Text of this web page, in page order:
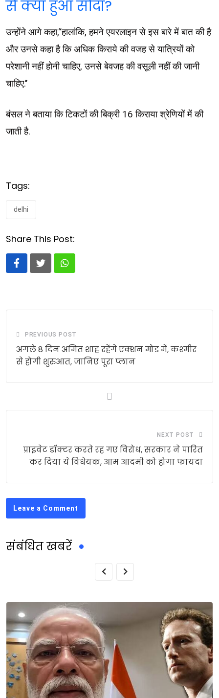
से क्या हुआ सौदा?
उन्होंने आगे कहा,‘‘हालांकि, हमने एयरलाइन से इस बारे में बात की है
और उनसे कहा है कि अधिक किराये की वजह से यात्रियों को
परेशानी नहीं होनी चाहिए, उनसे बेवजह की वसूली नहीं की जानी
चाहिए.’’
बंसल ने बताया कि टिकटों की बिक्री 16 किराया श्रेणियों में की
जाती है.
Tags:
delhi
Share This Post:
Whatsapp
PREVIOUS POST
अगले 8 दिन अमित शाह रहेंगे एक्‍शन मोड में, कश्‍मीर
से होगी शुरुआत, जानिए पूरा प्‍लान
NEXT POST
प्राइवेट डॉक्‍टर करते रह गए विरोध, सरकार ने पारित
कर दिया ये विधेयक, आम आदमी को होगा फायदा
Leave a Comment
संबंधित खबरें